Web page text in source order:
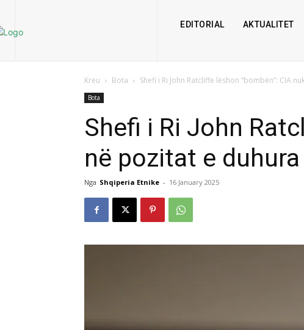
EDITORIAL AKTUALITET
Kreu Bota Shefi i Ri John Ratcliffe lëshon “bombën”: CIA
Bota
Shefi i Ri John
në pozitat e duhura
Nga Shqiperia Etnike - 16 January 2025